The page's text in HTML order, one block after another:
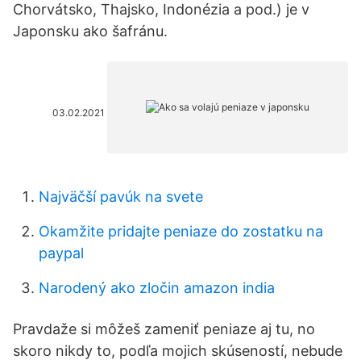
Chorvátsko, Thajsko, Indonézia a pod.) je v
Japonsku ako šafránu.
03.02.2021
Najväčší pavúk na svete
Okamžite pridajte peniaze do zostatku na
paypal
Narodený ako zločin amazon india
Pravdaže si môžeš zameniť peniaze aj tu, no
skoro nikdy to, podľa mojich skúseností, nebude